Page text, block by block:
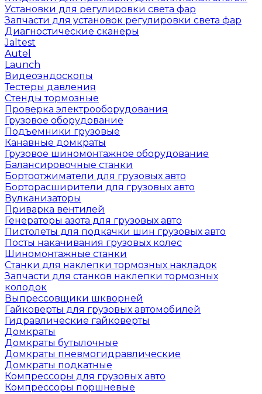
Установки для регулировки света фар
Запчасти для установок регулировки света фар
Диагностические сканеры
Jaltest
Autel
Launch
Видеоэндоскопы
Тестеры давления
Стенды тормозные
Проверка электрооборудования
Грузовое оборудование
Подъемники грузовые
Канавные домкраты
Грузовое шиномонтажное оборудование
Балансировочные станки
Бортоотжиматели для грузовых авто
Борторасширители для грузовых авто
Вулканизаторы
Приварка вентилей
Генераторы азота для грузовых авто
Пистолеты для подкачки шин грузовых авто
Посты накачивания грузовых колес
Шиномонтажные станки
Станки для наклепки тормозных накладок
Запчасти для станков наклепки тормозных
колодок
Выпрессовщики шкворней
Гайковерты для грузовых автомобилей
Гидравлические гайковерты
Домкраты
Домкраты бутылочные
Домкраты пневмогидравлические
Домкраты подкатные
Компрессоры для грузовых авто
Компрессоры поршневые